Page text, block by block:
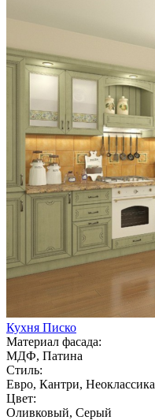
Кухня Писко
Материал фасада:
МДФ, Патина
Стиль:
Евро, Кантри, Неоклассика
Цвет:
Оливковый, Серый